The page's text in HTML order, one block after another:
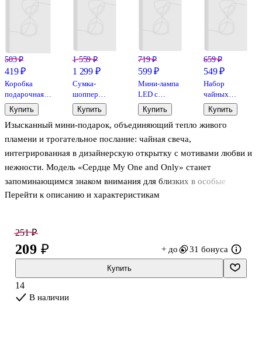
Изысканный мини‑подарок, объединяющий тепло живого
пламени и трогательное послание: чайная свеча,
интегрированная в дизайнерскую открытку с мотивами любви и
нежности. Модель «Сердце My One and Only» станет
запоминающимся знаком внимания для близких в особые
моменты жизни.
Перейти к описанию и характеристикам
503 ₽
419 ₽
Коробка
подарочная
"Сердечки"
20*18*7см,
картон
Купить
1 559 ₽
1 299 ₽
Сумка-
шоппер
плюшевая
Сердечки
(черно-
бежевая)
ZhenPin-
2717)
Купить
719 ₽
599 ₽
Мини-лампа
LED с
зажимом
Тюльпан
(пластик)
(13х4,5)
Купить
659 ₽
549 ₽
Набор
чайных
свечей
«Цветы
Spring
ромашка, 4
штуки,
Bookvalno
Купить
251 ₽
209 ₽ + до 31 бонуса
Купить
14
В наличии